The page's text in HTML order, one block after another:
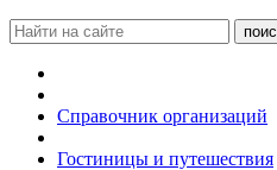
Справочник организаций
Гостиницы и путешествия